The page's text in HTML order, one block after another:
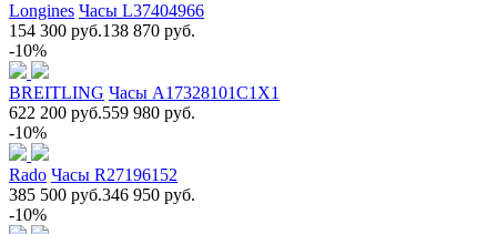
Longines Часы L37404966
154 300 руб.138 870 руб.
-10%
BREITLING Часы A17328101C1X1
622 200 руб.559 980 руб.
-10%
Rado Часы R27196152
385 500 руб.346 950 руб.
-10%